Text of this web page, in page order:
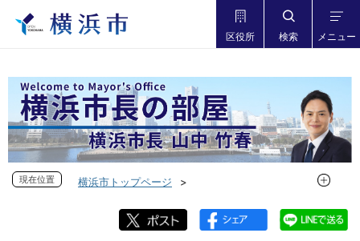
区役所 検索 メニュー
現在位置
横浜市トップページ
フォトダイアリー 2024年度
現在位